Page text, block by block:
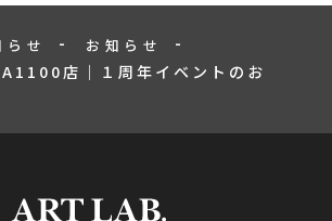
らせ お知らせ
店｜１周年イベントのお